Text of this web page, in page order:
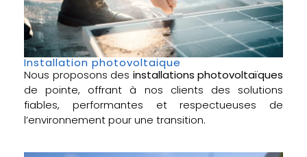
Installation photovoltaique
Nous proposons des installations photovoltaïques
de pointe, offrant à nos clients des solutions
fiables, performantes et respectueuses de
l’environnement pour une transition.